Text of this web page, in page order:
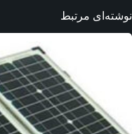
نوشته‌ای مرتبط